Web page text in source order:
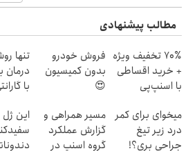
مطالب پیشنهادی
70٪ تخفیف ویژه
+ خرید اقساطی
با اسنپ‌پی
فروش خودرو
بدون کمیسیون
😍
تنها
درمان
با
ببین
میخوای برای کمر
درد زیر تیغ
جراحی بری؟!
مسیر همراهی و
گزارش عملکرد
گروه اسنپ در
این ژل